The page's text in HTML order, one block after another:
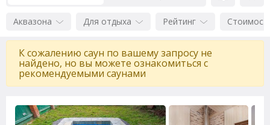
Аквазона Для отдыха Рейтинг
К сожалению саун по вашему запросу не
найдено, но вы можете ознакомиться с
рекомендуемыми саунами